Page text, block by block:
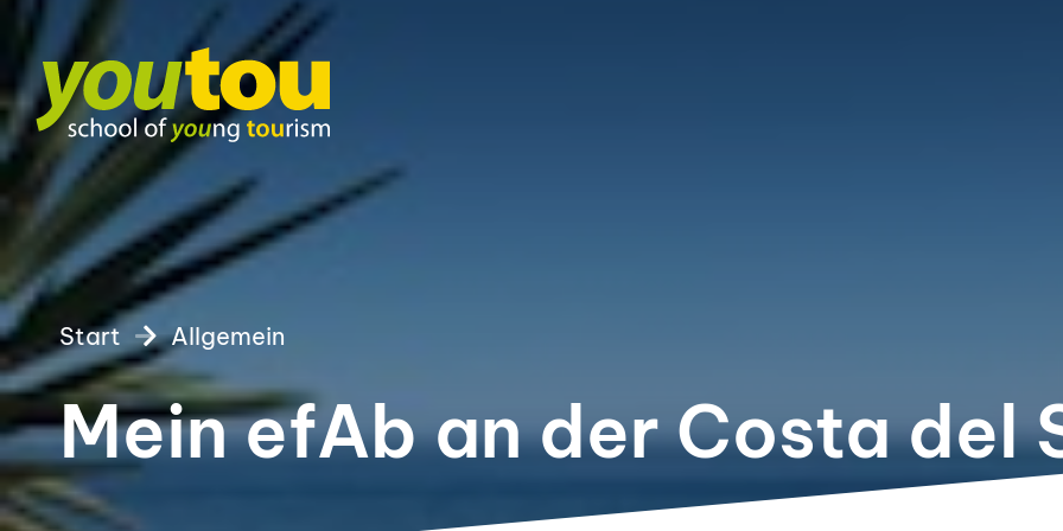
Start Allgemein
Mein efAb an der Costa del